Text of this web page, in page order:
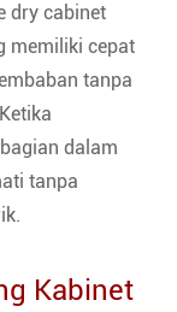
dry cabinet
memiliki cepat
tanpa
dalam
tanpa
Kabinet